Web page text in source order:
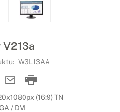
V213a
W3L13AA
(16:9) TN
/ DVI